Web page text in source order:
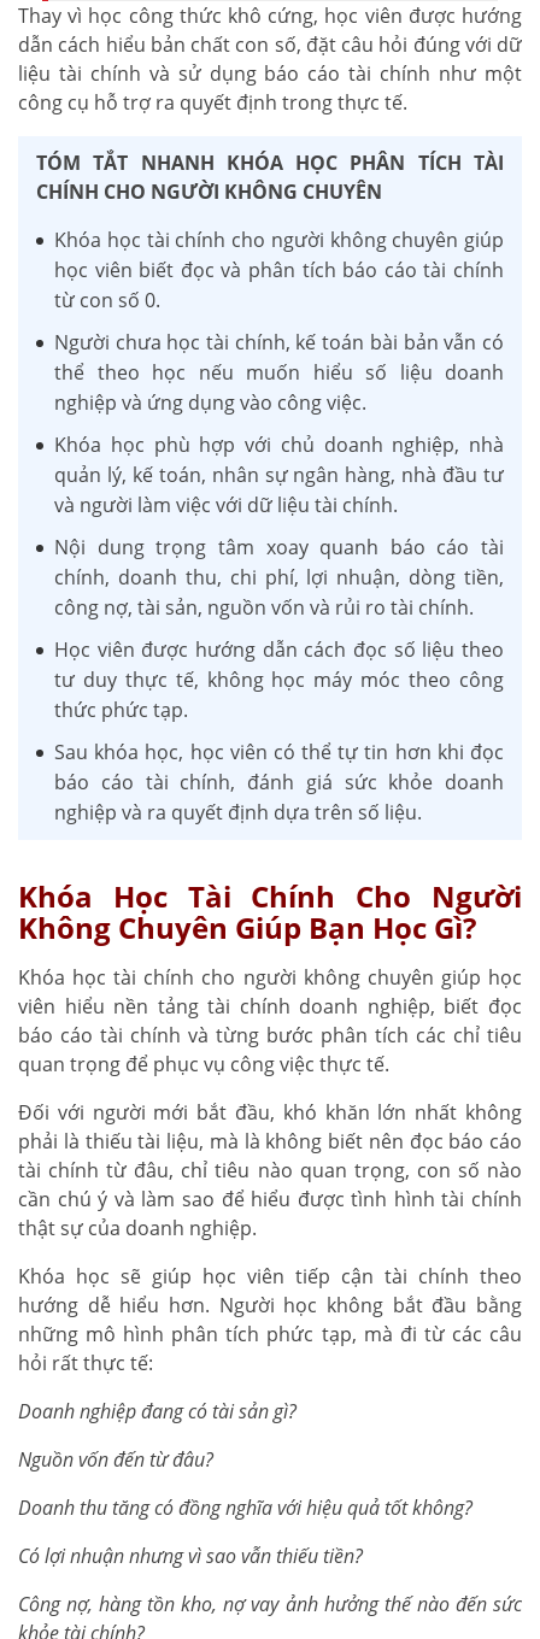
Thay vì học công thức khô cứng, học viên được hướng
dẫn cách hiểu bản chất con số, đặt câu hỏi đúng với dữ
liệu tài chính và sử dụng báo cáo tài chính như một
công cụ hỗ trợ ra quyết định trong thực tế.
TÓM TẮT NHANH KHÓA HỌC PHÂN TÍCH TÀI
CHÍNH CHO NGƯỜI KHÔNG CHUYÊN
Khóa học tài chính cho người không chuyên giúp
học viên biết đọc và phân tích báo cáo tài chính
từ con số 0.
Người chưa học tài chính, kế toán bài bản vẫn có
thể theo học nếu muốn hiểu số liệu doanh
nghiệp và ứng dụng vào công việc.
Khóa học phù hợp với chủ doanh nghiệp, nhà
quản lý, kế toán, nhân sự ngân hàng, nhà đầu tư
và người làm việc với dữ liệu tài chính.
Nội dung trọng tâm xoay quanh báo cáo tài
chính, doanh thu, chi phí, lợi nhuận, dòng tiền,
công nợ, tài sản, nguồn vốn và rủi ro tài chính.
Học viên được hướng dẫn cách đọc số liệu theo
tư duy thực tế, không học máy móc theo công
thức phức tạp.
Sau khóa học, học viên có thể tự tin hơn khi đọc
báo cáo tài chính, đánh giá sức khỏe doanh
nghiệp và ra quyết định dựa trên số liệu.
Khóa Học Tài Chính Cho Người
Không Chuyên Giúp Bạn Học Gì?
Khóa học tài chính cho người không chuyên giúp học
viên hiểu nền tảng tài chính doanh nghiệp, biết đọc
báo cáo tài chính và từng bước phân tích các chỉ tiêu
quan trọng để phục vụ công việc thực tế.
Đối với người mới bắt đầu, khó khăn lớn nhất không
phải là thiếu tài liệu, mà là không biết nên đọc báo cáo
tài chính từ đâu, chỉ tiêu nào quan trọng, con số nào
cần chú ý và làm sao để hiểu được tình hình tài chính
thật sự của doanh nghiệp.
Khóa học sẽ giúp học viên tiếp cận tài chính theo
hướng dễ hiểu hơn. Người học không bắt đầu bằng
những mô hình phân tích phức tạp, mà đi từ các câu
hỏi rất thực tế:
Doanh nghiệp đang có tài sản gì?
Nguồn vốn đến từ đâu?
Doanh thu tăng có đồng nghĩa với hiệu quả tốt không?
Có lợi nhuận nhưng vì sao vẫn thiếu tiền?
Công nợ, hàng tồn kho, nợ vay ảnh hưởng thế nào đến sức
khỏe tài chính?